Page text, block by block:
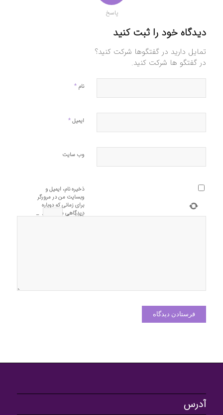
پاسخ
دیدگاه خود را ثبت کنید
تمایل دارید در گفتگوها شرکت کنید؟
در گفتگو ها شرکت کنید.
نام *
ایمیل*
وب‌ سایت
ذخیره نام، ایمیل و
وبسایت من در مرورگر
برای زمانی که دوباره
دیدگاهی می‌نویسم.
چهار−
=
آدرس